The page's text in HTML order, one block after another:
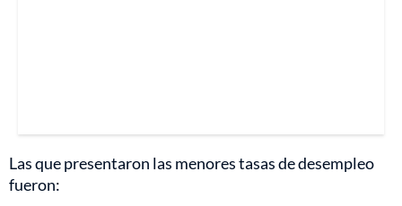
Las que presentaron las menores tasas de desempleo
fueron: